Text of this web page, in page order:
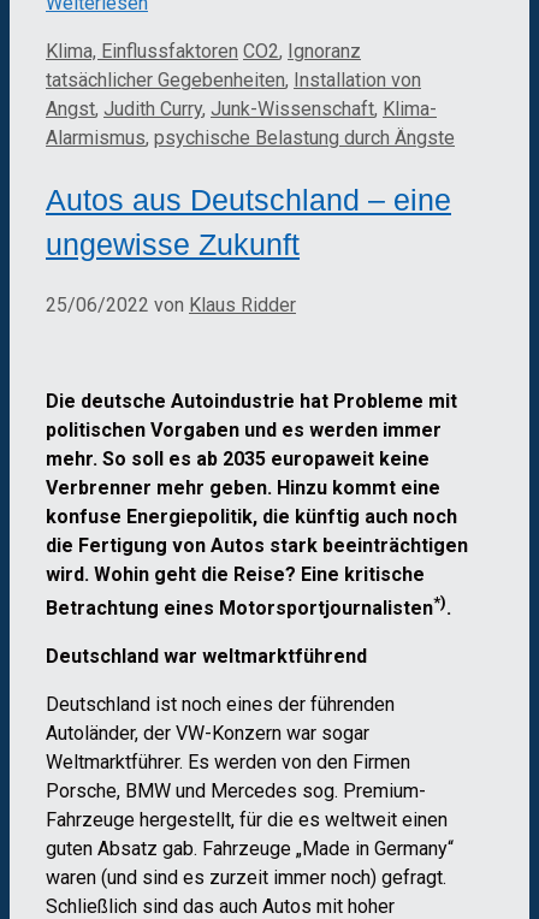
Kategorien
Klima, Einflussfaktoren Schlagwörter
CO2, Ignoranz
tatsächlicher Gegebenheiten, Installation von
Angst, Judith Curry, Junk-Wissenschaft, Klima-
Alarmismus, psychische Belastung durch Ängste
Autos aus Deutschland – eine
ungewisse Zukunft
25/06/2022 von Klaus Ridder
Die deutsche Autoindustrie hat Probleme mit
politischen Vorgaben und es werden immer
mehr. So soll es ab 2035 europaweit keine
Verbrenner mehr geben. Hinzu kommt eine
konfuse Energiepolitik, die künftig auch noch
die Fertigung von Autos stark beeinträchtigen
wird. Wohin geht die Reise? Eine kritische
Betrachtung eines Motorsportjournalisten*).
Deutschland war weltmarktführend
Deutschland ist noch eines der führenden
Autoländer, der VW-Konzern war sogar
Weltmarktführer. Es werden von den Firmen
Porsche, BMW und Mercedes sog. Premium-
Fahrzeuge hergestellt, für die es weltweit einen
guten Absatz gab. Fahrzeuge „Made in Germany“
waren (und sind es zurzeit immer noch) gefragt.
Schließlich sind das auch Autos mit hoher